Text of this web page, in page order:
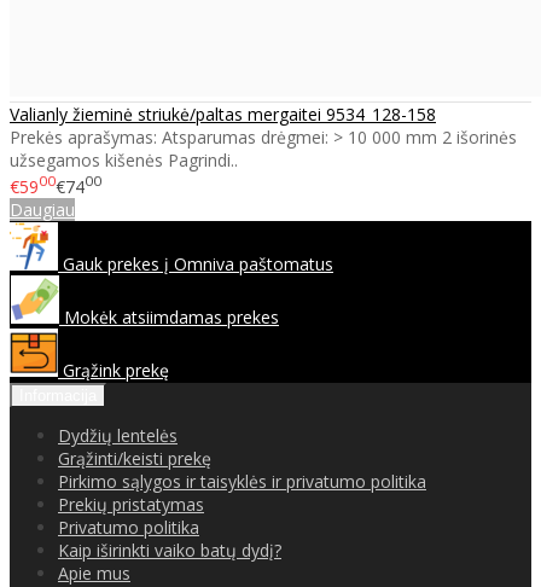
Valianly žieminė striukė/paltas mergaitei 9534_128-158
Prekės aprašymas: Atsparumas drėgmei: > 10 000 mm 2 išorinės
užsegamos kišenės Pagrindi..
€5900€7400
Daugiau
Gauk prekes į Omniva paštomatus
Mokėk atsiimdamas prekes
Grąžink prekę
Dydžių lentelės
Grąžinti/keisti prekę
Pirkimo sąlygos ir taisyklės ir privatumo politika
Prekių pristatymas
Privatumo politika
Kaip iširinkti vaiko batų dydį?
Apie mus